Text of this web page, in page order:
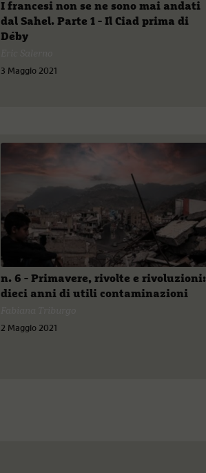
I francesi non se ne sono mai andati
dal Sahel. Parte 1 - Il Ciad prima di
Déby
3 Maggio 2021
n. 6 - Primavere, rivolte e rivoluzioni:
dieci anni di utili contaminazioni
2 Maggio 2021